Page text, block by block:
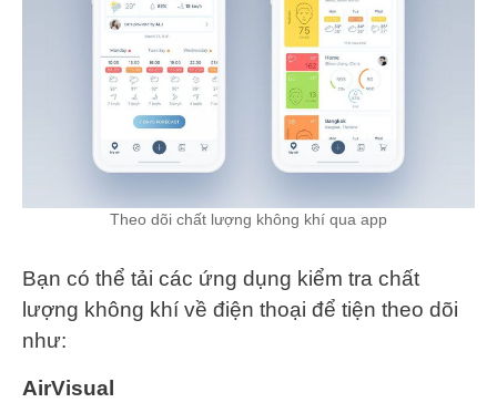
Theo dõi chất lượng không khí qua app
Bạn có thể tải các ứng dụng kiểm tra chất
lượng không khí về điện thoại để tiện theo dõi
như:
AirVisual